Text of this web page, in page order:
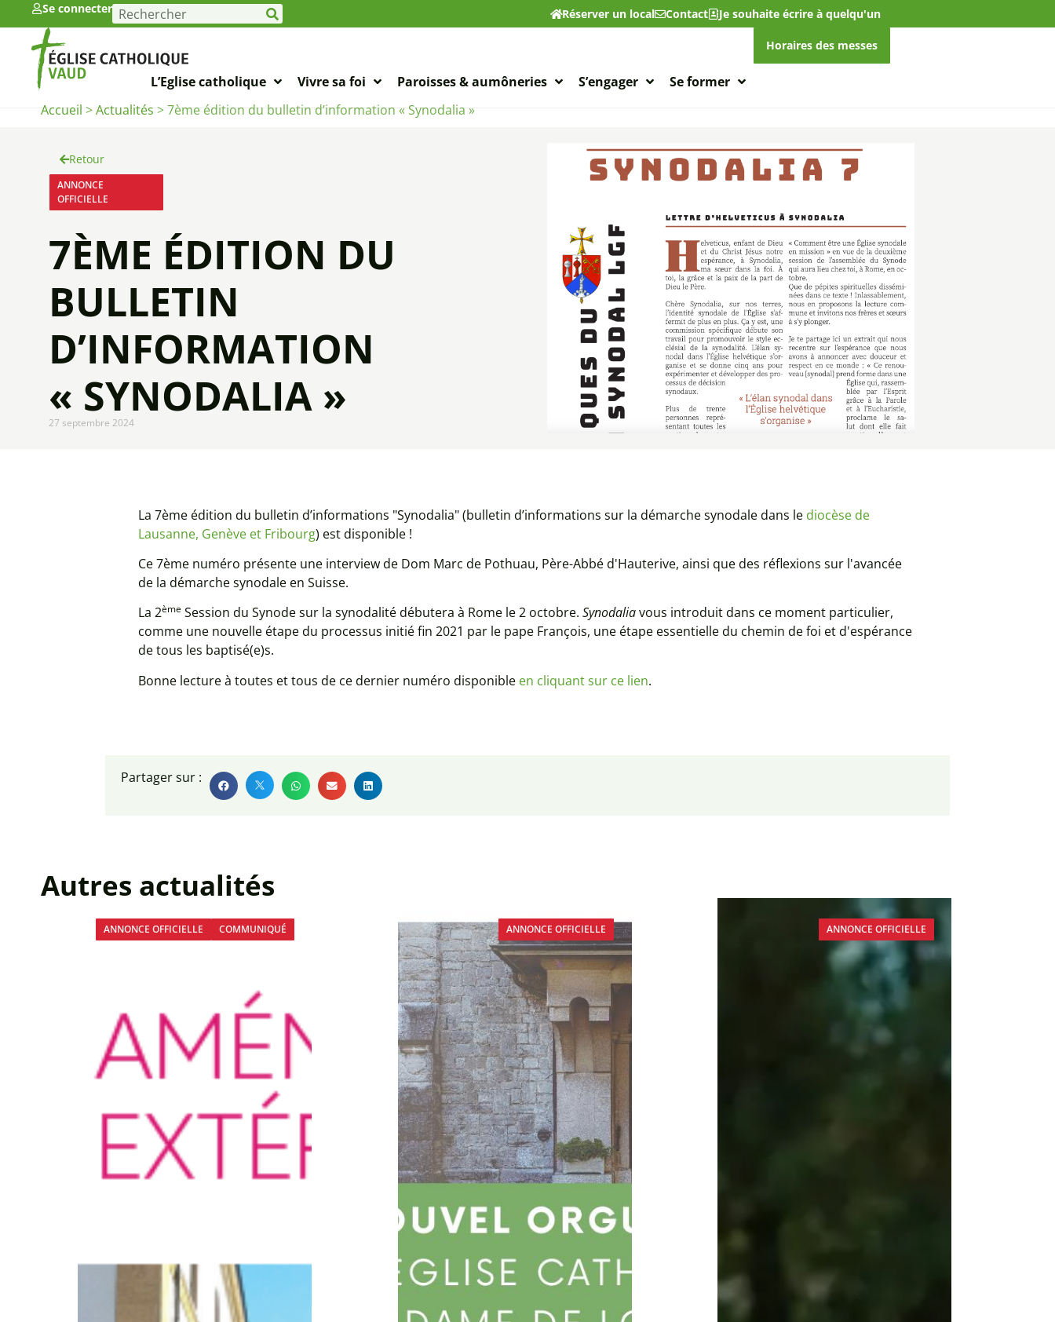
Se connecter Réserver un local Contact Je souhaite écrire à quelqu'un
L’Eglise catholique Vivre sa foi Paroisses & aumôneries S’engager Se former
Horaires des messes
Accueil >Actualités >7ème édition du bulletin d’information « Synodalia »
Retour
ANNONCE
OFFICIELLE
7ÈME ÉDITION DU
BULLETIN
D’INFORMATION
« SYNODALIA »
27 septembre 2024
La 7ème édition du bulletin d’informations "Synodalia" (bulletin d’informations sur la démarche synodale dans le diocèse de
Lausanne, Genève et Fribourg) est disponible !
Ce 7ème numéro présente une interview de Dom Marc de Pothuau, Père-Abbé d'Hauterive, ainsi que des réflexions sur l'avancée
de la démarche synodale en Suisse.
La 2ème Session du Synode sur la synodalité débutera à Rome le 2 octobre. Synodaliavous introduit dans ce moment particulier,
comme une nouvelle étape du processus initié fin 2021 par le pape François, une étape essentielle du chemin de foi et d'espérance
de tous les baptisé(e)s.
Bonne lecture à toutes et tous de ce dernier numéro disponible en cliquant sur ce lien.
Partager sur :
Autres actualités
ANNONCE OFFICIELLE COMMUNIQUÉ ANNONCE OFFICIELLE ANNONCE OFFICIELLE